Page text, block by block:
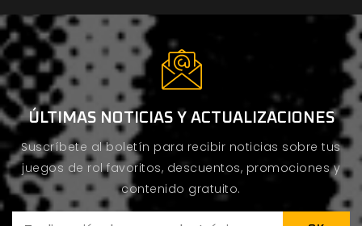
ÚLTIMAS NOTICIAS Y ACTUALIZACIONES
Suscríbete al boletín para recibir noticias sobre tus
juegos de rol favoritos, descuentos, promociones y
contenido gratuito.